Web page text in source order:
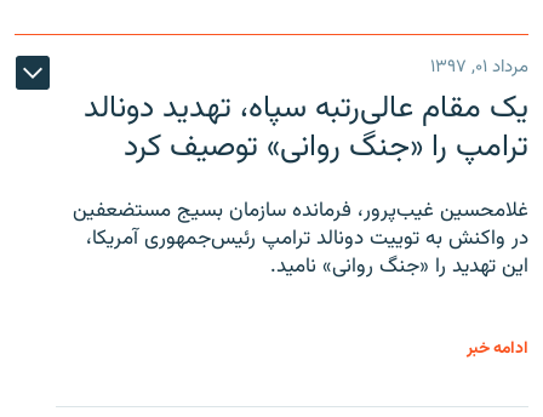
مرداد ۰۱, ۱۳۹۷
یک مقام عالی‌رتبه سپاه، تهدید دونالد
ترامپ را «جنگ روانی» توصیف کرد
غلامحسین غیب‌پرور، فرمانده سازمان بسیج مستضعفین
در واکنش به توییت دونالد ترامپ رئیس‌جمهوری آمریکا،
این تهدید را «جنگ روانی» نامید.
ادامه خبر